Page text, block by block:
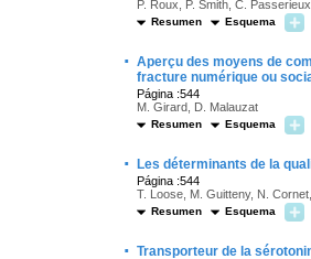
P. Roux, P. Smith, C.
Resumen Esquema
· Aperçu des moyens de
fracture numérique ou
Página :544
M. Girard, D. Malauzat
Resumen Esquema
· Les déterminants de la
Página :544
T. Loose, M. Guitteny, N.
Resumen Esquema
· Transporteur de la